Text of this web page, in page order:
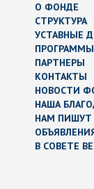
О ФОНДЕ
СТРУКТУРА
УСТАВНЫЕ
ПРОГРАММЫ
ПАРТНЕРЫ
КОНТАКТЫ
НОВОСТИ
НАША
НАМ ПИШУТ
В СОВЕТЕ